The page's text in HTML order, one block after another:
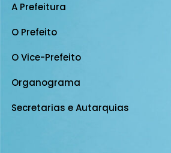
A Prefeitura
O Prefeito
O Vice-Prefeito
Organograma
Secretarias e Autarquias